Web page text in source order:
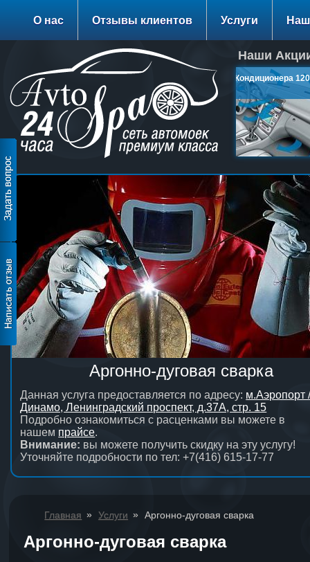
О нас Отзывы клиентов Услуги
Наши
Заправка Кондиционера 1200
руб.
Аргонно-дуговая сварка
Данная услуга предоставляется по адресу: м.Аэропорт
Динамо, Ленинградский проспект, д.37А, стр. 15
Подробно ознакомиться с расценками вы можете в
нашем прайсе.
Внимание: вы можете получить скидку на эту услугу!
Уточняйте подробности по тел: +7(416) 615-17-77
Главная » Услуги » Аргонно-дуговая сварка
Аргонно-дуговая сварка